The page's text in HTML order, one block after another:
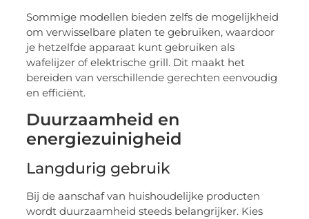
Sommige modellen bieden zelfs de mogelijkheid
om verwisselbare platen te gebruiken, waardoor
je hetzelfde apparaat kunt gebruiken als
wafelijzer of elektrische grill. Dit maakt het
bereiden van verschillende gerechten eenvoudig
en efficiënt.
Duurzaamheid en
energiezuinigheid
Langdurig gebruik
Bij de aanschaf van huishoudelijke producten
wordt duurzaamheid steeds belangrijker. Kies